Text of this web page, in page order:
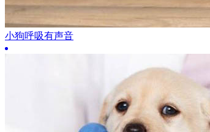
小狗呼吸有声音